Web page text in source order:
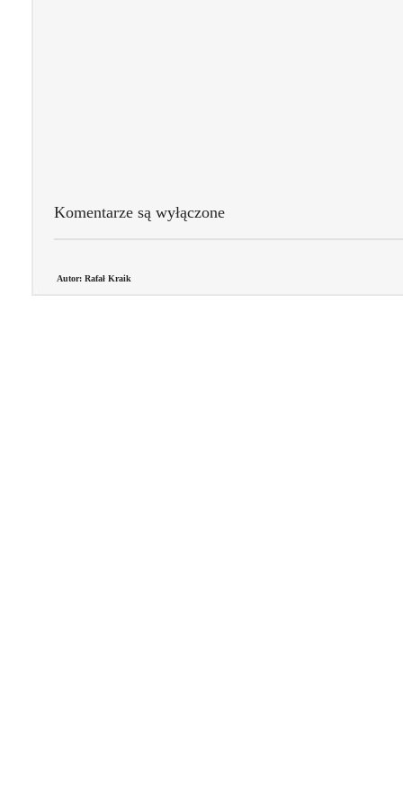
Komentarze są wyłączone
Autor: Rafał Kraik